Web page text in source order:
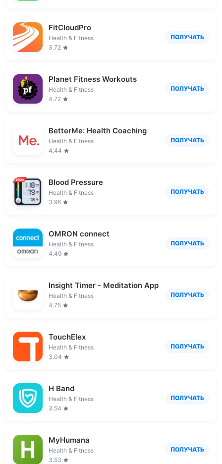
FitCloudPro
Health & Fitness
3.72
ПОЛУЧАТЬ
Planet Fitness Workouts
Health & Fitness
4.72
ПОЛУЧАТЬ
BetterMe: Health Coaching
Health & Fitness
4.44
ПОЛУЧАТЬ
Blood Pressure
Health & Fitness
3.96
ПОЛУЧАТЬ
OMRON connect
Health & Fitness
4.49
ПОЛУЧАТЬ
Insight Timer - Meditation App
Health & Fitness
4.75
ПОЛУЧАТЬ
TouchElex
Health & Fitness
3.04
ПОЛУЧАТЬ
H Band
Health & Fitness
3.54
ПОЛУЧАТЬ
MyHumana
Health & Fitness
3.53
ПОЛУЧАТЬ